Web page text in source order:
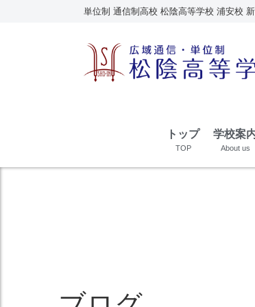
単位制 通信制高校 松陰高等学校 浦安校
トップ
TOP
学校案
About us